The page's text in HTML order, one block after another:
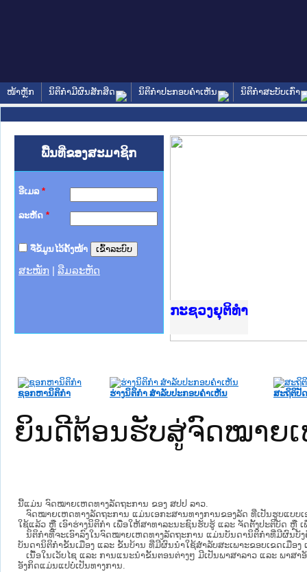
ໜ້າຫຼັກ ນິຕິກໍາມີຜົນສັກສິດ ນິຕິກໍາປະກອບຄໍາເຫັນ ນິຕິກໍາສະບັບເກົ່າ
ພື້ນທີ່ຂອງສະມາຊິກ
ອີເມລ *
ລະຫັດ *
ຈື່ຂໍ້ມູນໄວ້ຄັ້ງໜ້າ
ສະໝັກ ລືມລະຫັດ
ທຳແຫ່ງຊາດ
ກະຊວງຍຸຕິທຳ
ການ
ກາງ
ກໃຕ້
ນຕຳຫຼວດປະຊາຊົນ
ສັນຕິບານປະຊາຊົນ
ກເໜືອ
ຊາຊົນ ພາກກາງ
ຊອກຫານິຕິກໍາ ຮ່າງນິຕິກໍາ ສໍາລັບປະກອບຄໍາເຫັນ ສະຖິຕິປັ
ຍິນດີຕ້ອນຮັບສູ່ຈົດໝາຍເ
ນີ້ແມ່ນ ຈົດໝາຍເຫດທາງລັດຖະການ ຂອງ ສປປ ລາວ.
ຈົດໝາຍເຫດທາງລັດຖະການ ແມ່ນ​ເອ​ກະ​ສານ​ທາງ​ການ​ຂອງ​ລັດ ທີ່​ເປັນ​ຮູບ​ແບບ​
ໃຊ້ແລ້ວ ຫຼື ເອົາຮ່າງນິຕິກໍາ ເພື່ອໃຫ້​ສາ​ທາ​ລະ​ນະ​ຊົນ​ຮັບ​ຮູ້ ແລະ ຈັດ​ຕັ້ງ​ປະ​ຕິ​ບັດ ຫຼື
ນິ​ຕິ​ກຳ​ທີ່​ຈະ​ເອົາ​ລົງ​ໃນ​ຈົດ​ໝາຍ​ເຫດ​ທາງ​ລັດ​ຖະ​ການ ​ແມ່ນ​ບັນ​ດາ​ນິ​ຕິ​ກຳ​ທີ່​ມີ​ຜົນ​ບັ
ບັນ​ດານິ​ຕິ​ກຳ​ຂັ້ນ​ເມືອງ ແລະ ຂັ້ນ​ບ້ານ ​ທີ່​ມີ​ຜົນ​ນຳ​ໃຊ້​ສຳ​ລັບ​ສະ​ເພາະ​ຂອບ​ເຂດ​ເມືອງ
ເນື້ອໃນ​ເວັບ​ໄຊ​ ແລະ ການແນະນໍາຂັ້ນຕອນຕ່າງໆ ມີເປັນພາສາລາວ ແລະ ພາສ
ອັງກິດແມ່ນແປບໍ່ເປັນທາງການ.